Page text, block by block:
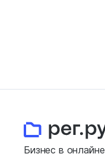
Бизнес в онлайне